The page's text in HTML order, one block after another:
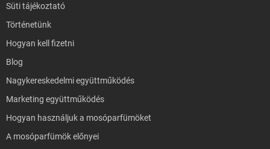
Süti tájékoztató
Történetünk
Hogyan kell fizetni
Blog
Nagykereskedelmi együttműködés
Marketing együttműködés
Hogyan használjuk a mosóparfümöket
A mosóparfümök előnyei